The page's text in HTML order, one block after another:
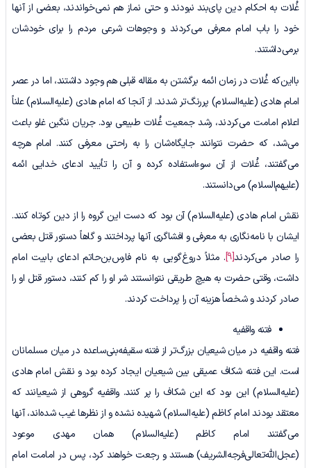
غُلات به احکام دین پای‌بند نبودند و حتی نماز هم نمی‌خواندند، بعضی از آنها
خود را باب امام معرفی می‌کردند و وجوهات شرعی مردم را برای خودشان
برمی‌داشتند.
بااین‌که غُلات در زمان ائمه برگشتن به مقاله قبلی هم وجود داشتند، اما در عصر
امام هادی (علیه‌السلام) پررنگ‌تر شدند. از آنجا که امام هادی (علیه‌السلام) علناً
اعلام امامت می‌کردند، رشد جمعیت غُلات طبیعی بود. جریان ننگین غلو باعث
می‌شد، که حضرت نتوانند جایگاه‌شان را به ‌راحتی معرفی کنند. امام هرچه
می‌گفتند، غُلات از آن سوءاستفاده کرده و آن را تأیید ادعای خدایی ائمه
(علیهم‌السلام) می‌دانستند.
نقش امام هادی (علیه‌السلام) آن بود که دست این گروه را از دین کوتاه کنند.
ایشان با نامه‌نگاری به معرفی و افشاگری آنها پرداختند و گاهاً دستور قتل بعضی
را صادر می‌کردند[9] . مثلاً دروغ‌گویی به نام فارس‌بن‌حاتم ادعای بابیت امام
داشت، وقتی حضرت به ‌هیچ‌ طریقی نتوانستند شر او را کم کنند، دستور قتل او را
صادر کردند و شخصاً هزینه آن ‌را پرداخت کردند.
فتنه واقفیه
فتنه واقفیه در میان شیعیان بزرگ‌تر از فتنه سقیفه‌بنی‌ساعده در میان مسلمانان
است. این فتنه شکاف عمیقی بین شیعیان ایجاد کرده بود و نقش امام هادی
(علیه‌السلام) این بود که این شکاف را پر کنند. واقفیه گروهی از شیعیانند که
معتقد بودند امام کاظم (علیه‌السلام) شهیده نشده و از نظرها غیب شده‌اند، آنها
می‌گفتند امام کاظم (علیه‌السلام) همان مهدی موعود
(عجل‌الله‌تعالی‌فرجه‌الشریف) هستند و رجعت خواهند کرد، پس در امامت امام